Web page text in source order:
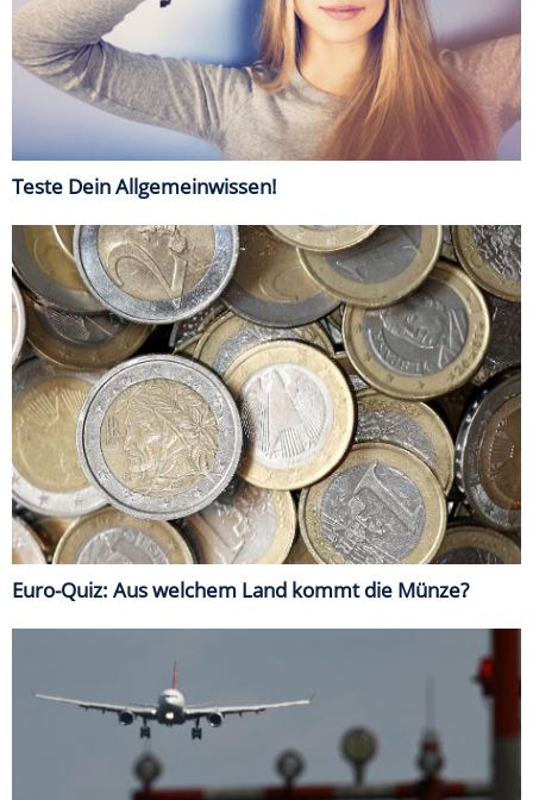
Teste Dein Allgemeinwissen!
Euro-Quiz: Aus welchem Land kommt die Münze?